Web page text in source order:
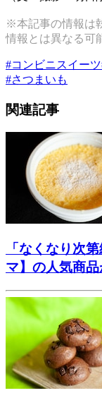
※本記事の情報は
情報とは異なる可
#コンビニスイーツ
#さつまいも
関連記事
「なくなり次
マ】の人気商